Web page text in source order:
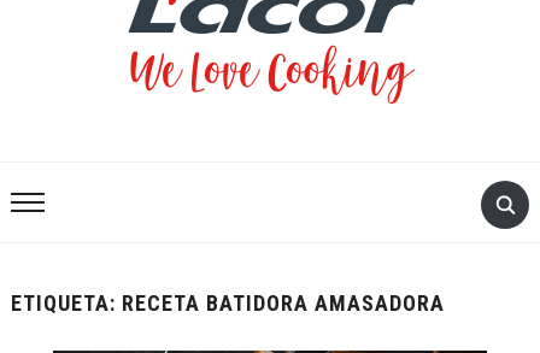
ETIQUETA: RECETA BATIDORA AMASADORA